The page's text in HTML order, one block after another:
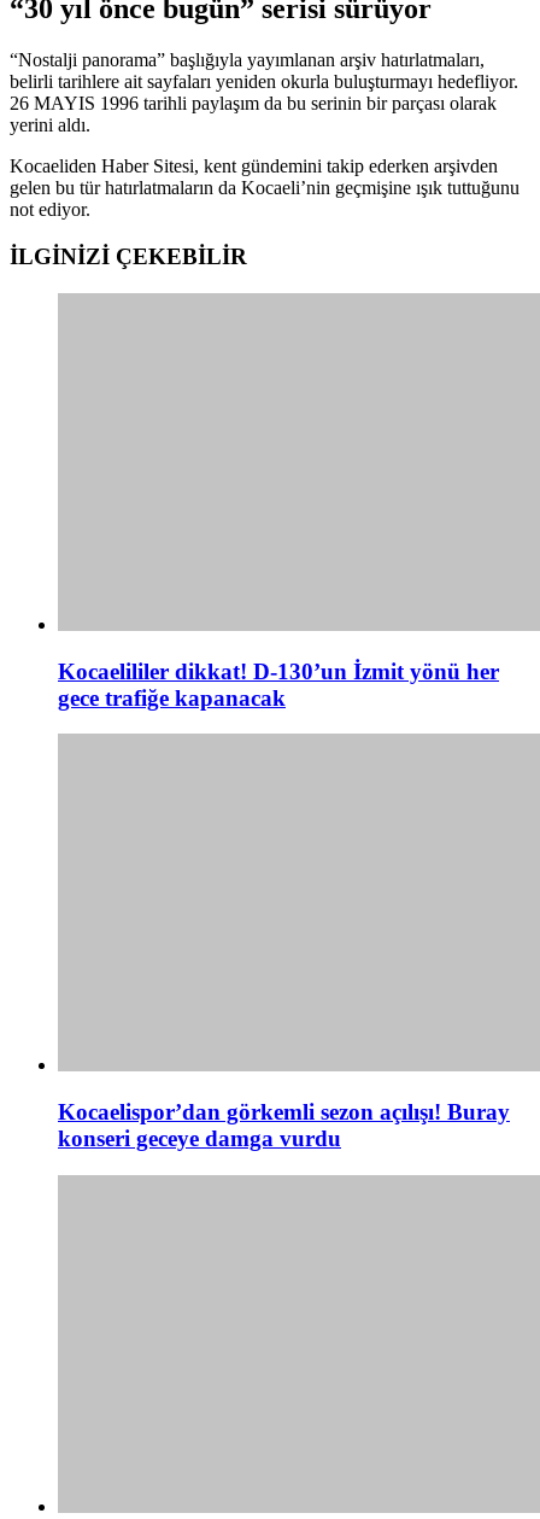
“30 yıl önce bugün” serisi sürüyor
“Nostalji panorama” başlığıyla yayımlanan arşiv hatırlatmaları,
belirli tarihlere ait sayfaları yeniden okurla buluşturmayı hedefliyor.
26 MAYIS 1996 tarihli paylaşım da bu serinin bir parçası olarak
yerini aldı.
Kocaeliden Haber Sitesi, kent gündemini takip ederken arşivden
gelen bu tür hatırlatmaların da Kocaeli’nin geçmişine ışık tuttuğunu
not ediyor.
İLGİNİZİ ÇEKEBİLİR
Kocaelililer dikkat! D-130’un İzmit yönü her
gece trafiğe kapanacak
Kocaelispor’dan görkemli sezon açılışı! Buray
konseri geceye damga vurdu